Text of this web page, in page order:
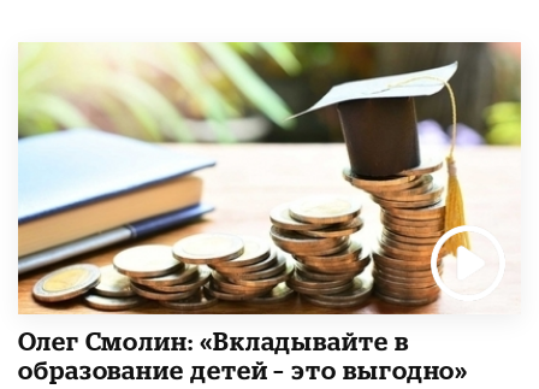
Олег Смолин: «Вкладывайте в
образование детей – это выгодно»